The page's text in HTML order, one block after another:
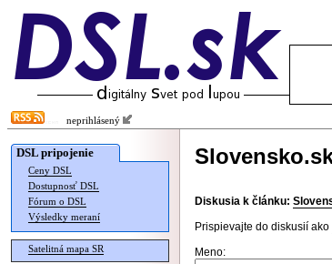
neprihlásený
DSL pripojenie
Ceny DSL
Dostupnosť DSL
Fórum o DSL
Výsledky meraní
Satelitná mapa SR
Diskusia k článku:
Prispievajte do diskusií ako
Meno: